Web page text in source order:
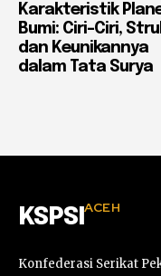
Karakteristik
Bumi: Ciri-Ciri,
dan Keunikannya
dalam Tata Surya
KSPSI ACEH
Konfederasi Serikat